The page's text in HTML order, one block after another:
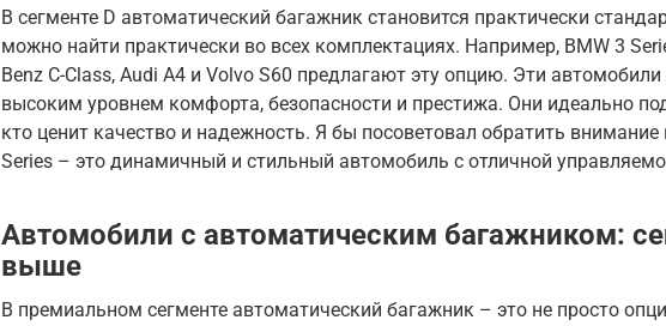
В сегменте D автоматический багажник становится практически
можно найти практически во всех комплектациях. Например, BMW 3
Benz C-Class, Audi A4 и Volvo S60 предлагают эту опцию. Эти
высоким уровнем комфорта, безопасности и престижа. Они идеально
кто ценит качество и надежность. Я бы посоветовал обратить внимание
Series – это динамичный и стильный автомобиль с отличной
Автомобили с автоматическим багажником:
выше
В премиальном сегменте автоматический багажник – это не просто